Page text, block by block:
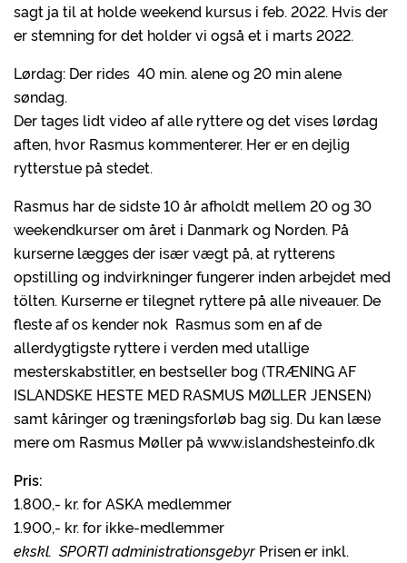
sagt ja til at holde weekend kursus i feb. 2022. Hvis der
er stemning for det holder vi også et i marts 2022.
Lørdag: Der rides 40 min. alene og 20 min alene
søndag.
Der tages lidt video af alle ryttere og det vises lørdag
aften, hvor Rasmus kommenterer. Her er en dejlig
rytterstue på stedet.
Rasmus har de sidste 10 år afholdt mellem 20 og 30
weekendkurser om året i Danmark og Norden. På
kurserne lægges der især vægt på, at rytterens
opstilling og indvirkninger fungerer inden arbejdet med
tölten. Kurserne er tilegnet ryttere på alle niveauer. De
fleste af os kender nok Rasmus som en af de
allerdygtigste ryttere i verden med utallige
mesterskabstitler, en bestseller bog (TRÆNING AF
ISLANDSKE HESTE MED RASMUS MØLLER JENSEN)
samt kåringer og træningsforløb bag sig. Du kan læse
mere om Rasmus Møller på www.islandshesteinfo.dk
Pris:
1.800,- kr. for ASKA medlemmer
1.900,- kr. for ikke-medlemmer
ekskl. SPORTI administrationsgebyr Prisen er inkl.